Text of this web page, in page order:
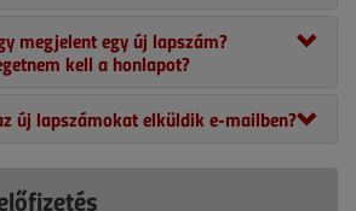
megjelent egy új lapszám?
kell a honlapot?
új lapszámokat elküldik e-mailben?